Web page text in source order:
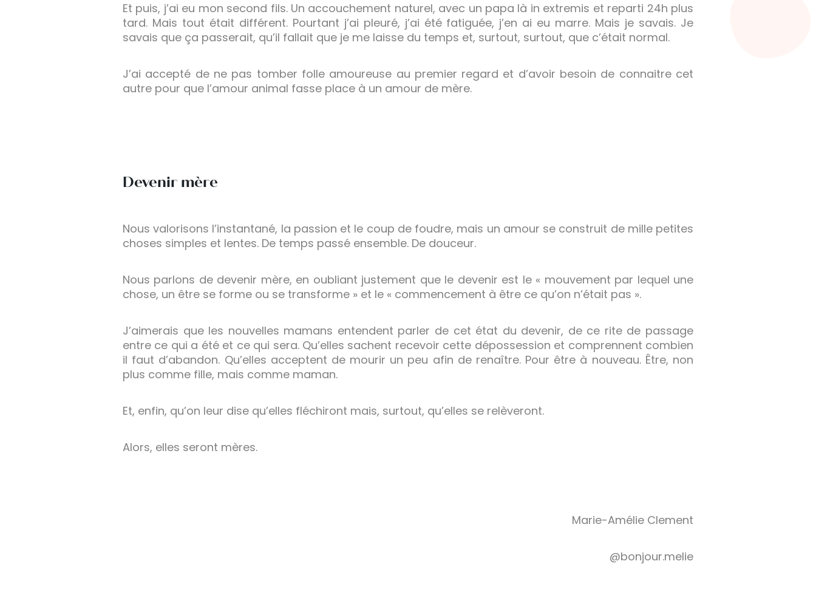
Et puis, j’ai eu mon second fils. Un accouchement naturel, avec un papa là in extremis et reparti 24h plus
tard. Mais tout était différent. Pourtant j’ai pleuré, j’ai été fatiguée, j’en ai eu marre. Mais je savais. Je
savais que ça passerait, qu’il fallait que je me laisse du temps et, surtout, surtout, que c’était normal.
J’ai accepté de ne pas tomber folle amoureuse au premier regard et d’avoir besoin de connaitre cet
autre pour que l’amour animal fasse place à un amour de mère.
Devenir mère
Nous valorisons l’instantané, la passion et le coup de foudre, mais un amour se construit de mille petites
choses simples et lentes. De temps passé ensemble. De douceur.
Nous parlons de devenir mère, en oubliant justement que le devenir est le « mouvement par lequel une
chose, un être se forme ou se transforme » et le « commencement à être ce qu’on n’était pas ».
J’aimerais que les nouvelles mamans entendent parler de cet état du devenir, de ce rite de passage
entre ce qui a été et ce qui sera. Qu’elles sachent recevoir cette dépossession et comprennent combien
il faut d’abandon. Qu’elles acceptent de mourir un peu afin de renaître. Pour être à nouveau. Être, non
plus comme fille, mais comme maman.
Et, enfin, qu’on leur dise qu’elles fléchiront mais, surtout, qu’elles se relèveront.
Alors, elles seront mères.
Marie-Amélie Clement
@bonjour.melie